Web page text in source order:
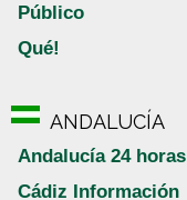
Público
Qué!
ANDALUCÍA
Andalucía 24 horas
Cádiz Información